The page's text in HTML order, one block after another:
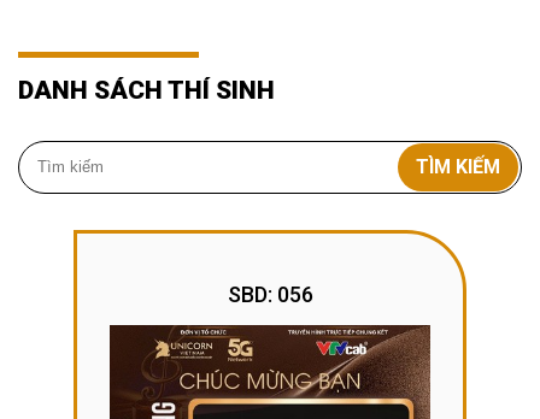
DANH SÁCH THÍ SINH
TÌM KIẾM
SBD: 056